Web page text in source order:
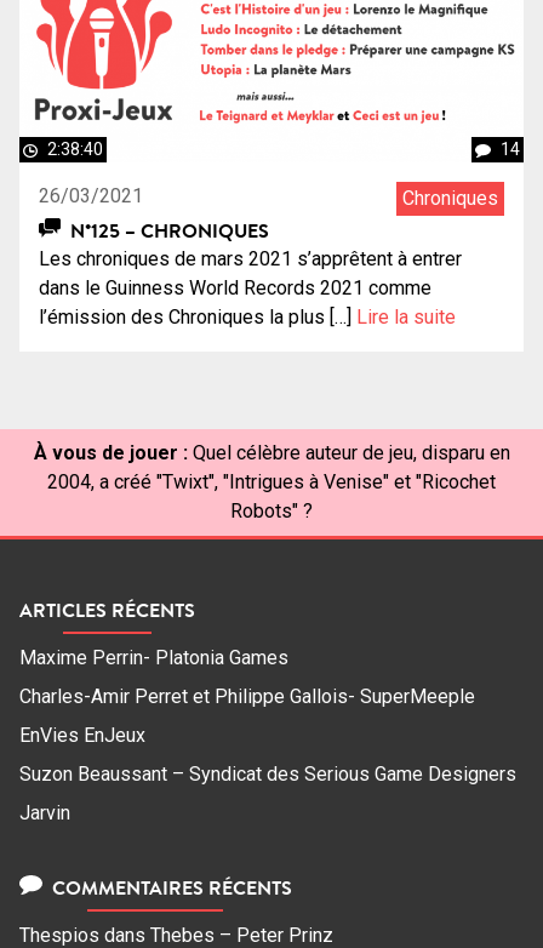
2:38:40 14
26/03/2021 Chroniques
N°125 – CHRONIQUES
Les chroniques de mars 2021 s’apprêtent à entrer
dans le Guinness World Records 2021 comme
l’émission des Chroniques la plus […]
Lire la suite
À vous de jouer : Quel célèbre auteur de jeu, disparu en
2004, a créé "Twixt", "Intrigues à Venise" et "Ricochet
Robots" ?
ARTICLES RÉCENTS
Maxime Perrin- Platonia Games
Charles-Amir Perret et Philippe Gallois- SuperMeeple
EnVies EnJeux
Suzon Beaussant – Syndicat des Serious Game Designers
Jarvin
COMMENTAIRES RÉCENTS
Thespios dans Thebes – Peter Prinz